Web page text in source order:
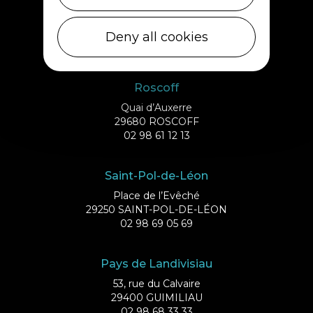
Débarcadère
29253 ILE DE BATZ
02 98 61 75 70
Roscoff
Quai d’Auxerre
29680 ROSCOFF
02 98 61 12 13
Saint-Pol-de-Léon
Place de l’Evêché
29250 SAINT-POL-DE-LÉON
02 98 69 05 69
Pays de Landivisiau
53, rue du Calvaire
29400 GUIMILIAU
Deny all cookies